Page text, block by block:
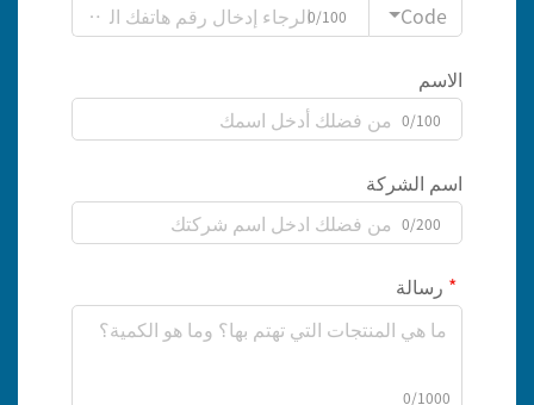
Code
0/100
الاسم
0/100
اسم الشركة
0/200
رسالة
0/1000